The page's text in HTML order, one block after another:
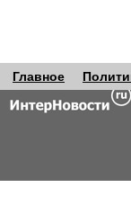
Главное